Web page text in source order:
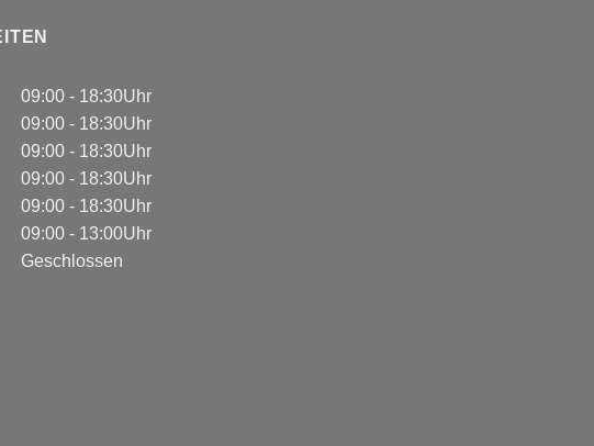
09:00 - 18:30Uhr
09:00 - 18:30Uhr
09:00 - 18:30Uhr
09:00 - 18:30Uhr
09:00 - 18:30Uhr
09:00 - 13:00Uhr
Geschlossen